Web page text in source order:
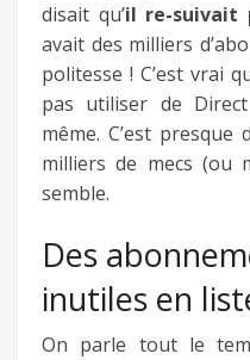
disait qu’il re-suivait
avait des milliers
politesse ! C’est vrai
pas utiliser de
même. C’est presque
milliers de mecs (ou
semble.
Des
inutiles en
On parle tout le